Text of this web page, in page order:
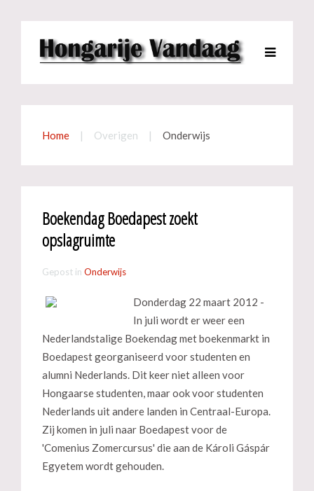
Home Overigen Onderwijs
Boekendag Boedapest zoekt
opslagruimte
Gepost in Onderwijs
Donderdag 22 maart 2012 -
In juli wordt er weer een
Nederlandstalige Boekendag met boekenmarkt in
Boedapest georganiseerd voor studenten en
alumni Nederlands. Dit keer niet alleen voor
Hongaarse studenten, maar ook voor studenten
Nederlands uit andere landen in Centraal-Europa.
Zij komen in juli naar Boedapest voor de
'Comenius Zomercursus' die aan de Károli Gáspár
Egyetem wordt gehouden.